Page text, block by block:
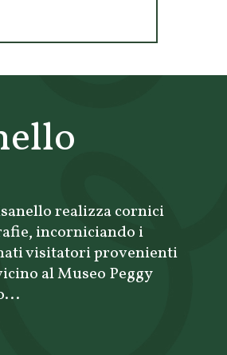
realizza cornici
incorniciando i
visitatori provenienti
al Museo Peggy